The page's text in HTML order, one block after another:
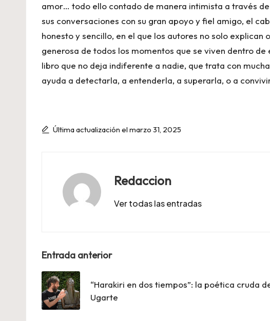
amor… todo ello contado de manera intimista a través
sus conversaciones con su gran apoyo y fiel amigo, el
honesto y sencillo, en el que los autores no solo
generosa de todos los momentos que se viven dentro
libro que no deja indiferente a nadie, que trata con
ayuda a detectarla, a entenderla, a superarla, o a
Última actualización el marzo 31, 2025
Redaccion
Ver todas las entradas
Navegación
de
entradas
Entrada anterior
“Harakiri en dos tiempos”: la poética cruda
Ugarte